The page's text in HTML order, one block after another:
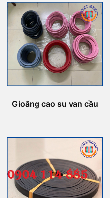
Gioăng cao su van cầu